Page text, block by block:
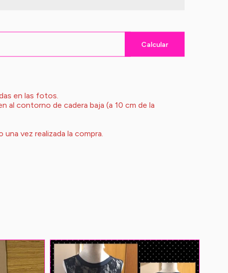
Calcular
en las fotos.
al contorno de cadera baja (a 10 cm de la
vez realizada la compra.